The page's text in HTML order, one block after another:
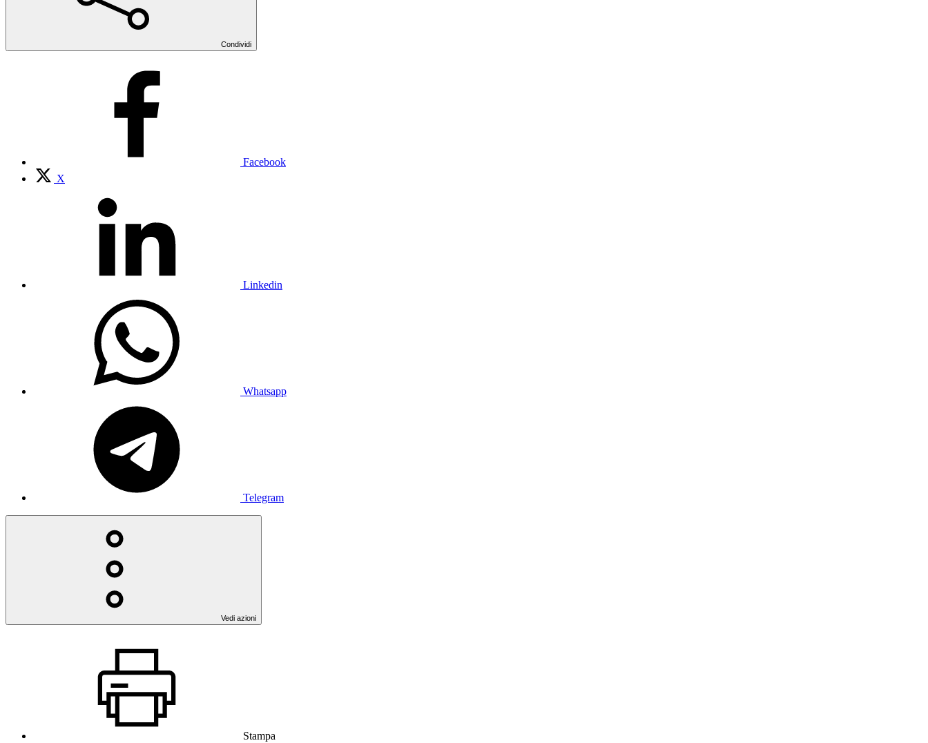
Condividi
Facebook
X
Linkedin
Whatsapp
Telegram
Vedi azioni
Stampa